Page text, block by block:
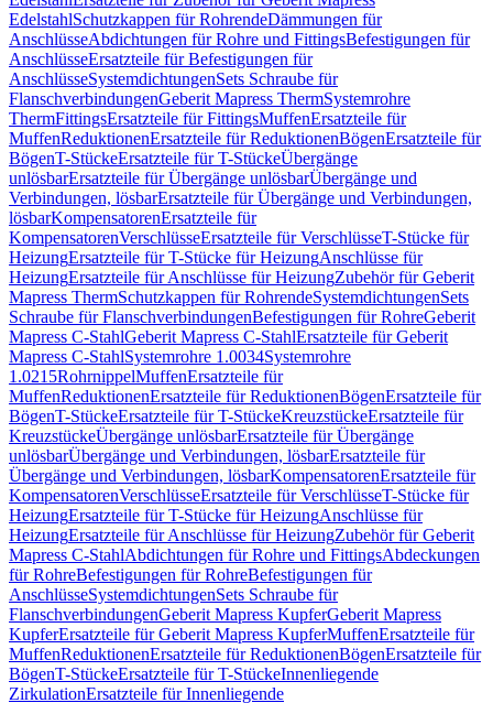
EdelstahlSchutzkappen für RohrendeDämmungen für
AnschlüsseAbdichtungen für Rohre und FittingsBefestigungen für
AnschlüsseErsatzteile für Befestigungen für
AnschlüsseSystemdichtungenSets Schraube für
FlanschverbindungenGeberit Mapress ThermSystemrohre
ThermFittingsErsatzteile für FittingsMuffenErsatzteile für
MuffenReduktionenErsatzteile für ReduktionenBögenErsatzteile für
BögenT-StückeErsatzteile für T-StückeÜbergänge
unlösbarErsatzteile für Übergänge unlösbarÜbergänge und
Verbindungen, lösbarErsatzteile für Übergänge und Verbindungen,
lösbarKompensatorenErsatzteile für
KompensatorenVerschlüsseErsatzteile für VerschlüsseT-Stücke für
HeizungErsatzteile für T-Stücke für HeizungAnschlüsse für
HeizungErsatzteile für Anschlüsse für HeizungZubehör für Geberit
Mapress ThermSchutzkappen für RohrendeSystemdichtungenSets
Schraube für FlanschverbindungenBefestigungen für RohreGeberit
Mapress C-StahlGeberit Mapress C-StahlErsatzteile für Geberit
Mapress C-StahlSystemrohre 1.0034Systemrohre
1.0215RohrnippelMuffenErsatzteile für
MuffenReduktionenErsatzteile für ReduktionenBögenErsatzteile für
BögenT-StückeErsatzteile für T-StückeKreuzstückeErsatzteile für
KreuzstückeÜbergänge unlösbarErsatzteile für Übergänge
unlösbarÜbergänge und Verbindungen, lösbarErsatzteile für
Übergänge und Verbindungen, lösbarKompensatorenErsatzteile für
KompensatorenVerschlüsseErsatzteile für VerschlüsseT-Stücke für
HeizungErsatzteile für T-Stücke für HeizungAnschlüsse für
HeizungErsatzteile für Anschlüsse für HeizungZubehör für Geberit
Mapress C-StahlAbdichtungen für Rohre und FittingsAbdeckungen
für RohreBefestigungen für RohreBefestigungen für
AnschlüsseSystemdichtungenSets Schraube für
FlanschverbindungenGeberit Mapress KupferGeberit Mapress
KupferErsatzteile für Geberit Mapress KupferMuffenErsatzteile für
MuffenReduktionenErsatzteile für ReduktionenBögenErsatzteile für
BögenT-StückeErsatzteile für T-StückeInnenliegende
ZirkulationErsatzteile für Innenliegende